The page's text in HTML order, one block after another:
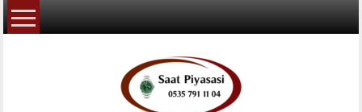
İçeriğe
geç